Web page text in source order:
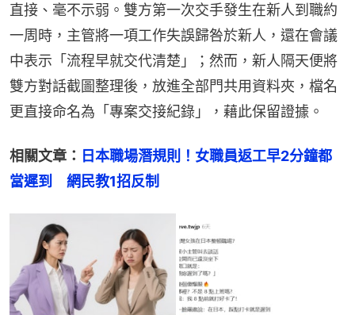
直接、毫不示弱。雙方第一次交手發生在新人到職約
一周時，主管將一項工作失誤歸咎於新人，還在會議
中表示「流程早就交代清楚」；然而，新人隔天便將
雙方對話截圖整理後，放進全部門共用資料夾，檔名
更直接命名為「專案交接紀錄」，藉此保留證據。
相關文章： 日本職場潛規則！女職員返工早2分鐘都
當遲到　網民教1招反制